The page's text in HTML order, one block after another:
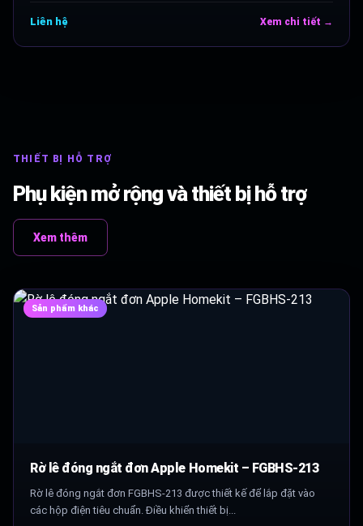
Liên hệ Xem chi tiết →
THIẾT BỊ HỖ TRỢ
Phụ kiện mở rộng và thiết bị hỗ trợ
Xem thêm
Sản phẩm khác
Rờ lê đóng ngắt đơn Apple Homekit – FGBHS-213
Rờ lê đóng ngắt đơn FGBHS-213 được thiết kế để lắp đặt vào
các hộp điện tiêu chuẩn. Điều khiển thiết bị...